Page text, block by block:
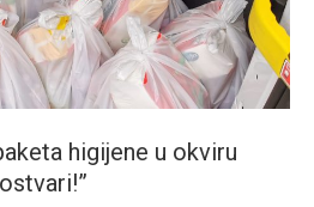
higijene u okviru